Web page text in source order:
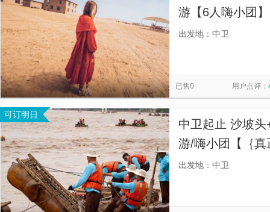
游【6人嗨小团
团，深挖热门线
出发地：中卫
已售0 用户点评：
可订明日
中卫起止 沙坡
游/嗨小团【｛
站 高铁站 各大
出发地：中卫